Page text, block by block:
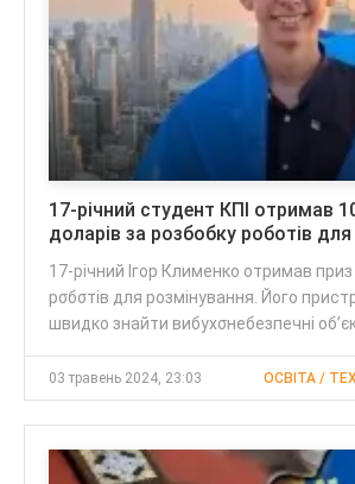
17-річний студент КПІ отримав
доларів за розбобку роботів
17-річний Ігор Клименко отримав
рσбσтів для розмінування. Його
швидко знайти вибухσнебезпечні
03 травень 2024, 23:03 ОСВІТА /